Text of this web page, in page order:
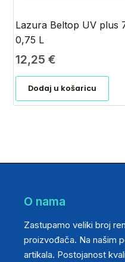
Lazura Beltop UV plus
0,75 L
12,25€
Dodaj u košaricu
O nama
Zastupamo veliki broj
proizvođača. Na našim
artikala. Postojanost